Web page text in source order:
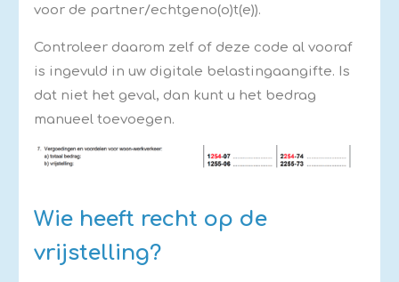
voor de partner/echtgeno(o)t(e)).
Controleer daarom zelf of deze code al vooraf
is ingevuld in uw digitale belastingaangifte. Is
dat niet het geval, dan kunt u het bedrag
manueel toevoegen.
Wie heeft recht op de
vrijstelling?